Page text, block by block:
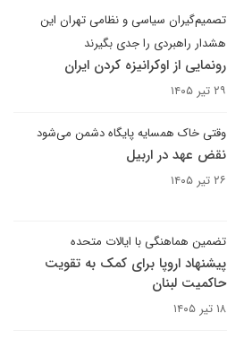
تصمیم‌گیران سیاسی و نظامی تهران این
هشدار راهبردی را جدی بگیرند
رونمایی از اوکرانیزه کردن ایران
۲۹ تیر ۱۴۰۵
وقتی خاک همسایه پایگاه دشمن می‌شود
نقض عهد در اربیل
۲۶ تیر ۱۴۰۵
تضمین هماهنگی با ایالات متحده
پیشنهاد اروپا برای کمک به تقویت
حاکمیت لبنان
۱۸ تیر ۱۴۰۵